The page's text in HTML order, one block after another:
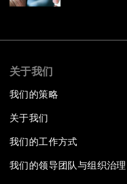
关于我们
我们的策略
关于我们
我们的工作方式
我们的领导团队与组织治理